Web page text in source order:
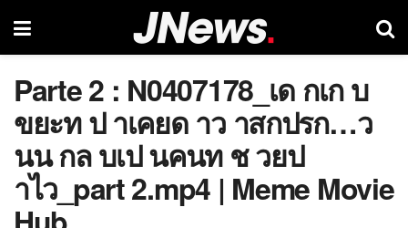
Parte 2 : N0407178_เด กเก บ
ขยะท ป าเคยด าว าสกปรก…ว
นน กล บเป นคนท ช วยป
าไว_part 2.mp4 | Meme Movie